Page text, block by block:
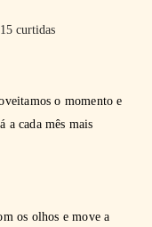
15 curtidas
o momento e
a cada mês mais
os olhos e move a